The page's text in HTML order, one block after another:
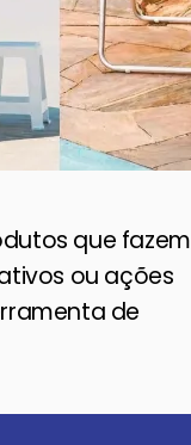
que fazem
ou ações
de